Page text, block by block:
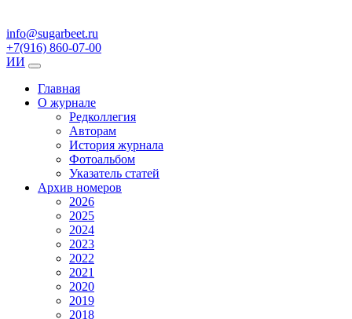
info@sugarbeet.ru
+7(916) 860-07-00
ИИ
Главная
О журнале
Редколлегия
Авторам
История журнала
Фотоальбом
Указатель статей
Архив номеров
2026
2025
2024
2023
2022
2021
2020
2019
2018